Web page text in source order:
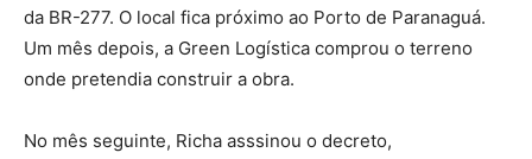
da BR-277. O local fica próximo ao Porto de Paranaguá.
Um mês depois, a Green Logística comprou o terreno
onde pretendia construir a obra.
No mês seguinte, Richa asssinou o decreto,